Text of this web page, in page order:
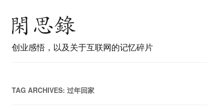
创业感悟，以及关于互联网的记忆碎片
TAG ARCHIVES: 过年回家